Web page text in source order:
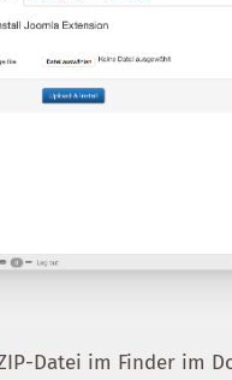
Datei im Finder im